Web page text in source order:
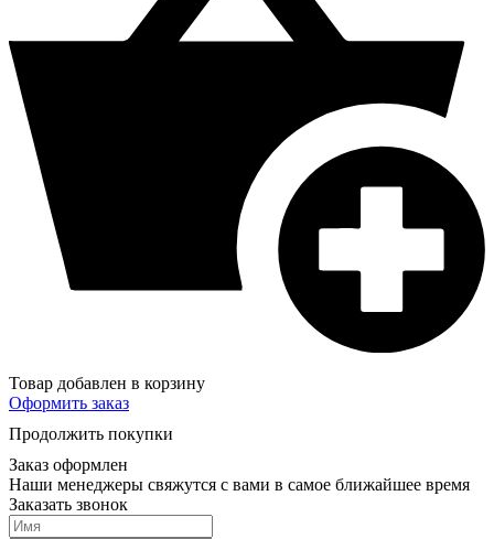
Товар добавлен в корзину
Оформить заказ
Продолжить покупки
Заказ оформлен
Наши менеджеры свяжутся с вами в самое ближайшее время
Заказать звонок